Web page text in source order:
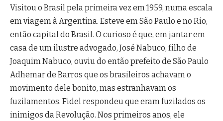
Visitou o Brasil pela primeira vez em 1959, numa escala
em viagem à Argentina. Esteve em São Paulo e no Rio,
então capital do Brasil. O curioso é que, em jantar em
casa de um ilustre advogado, José Nabuco, filho de
Joaquim Nabuco, ouviu do então prefeito de São Paulo
Adhemar de Barros que os brasileiros achavam o
movimento dele bonito, mas estranhavam os
fuzilamentos. Fidel respondeu que eram fuzilados os
inimigos da Revolução. Nos primeiros anos, ele